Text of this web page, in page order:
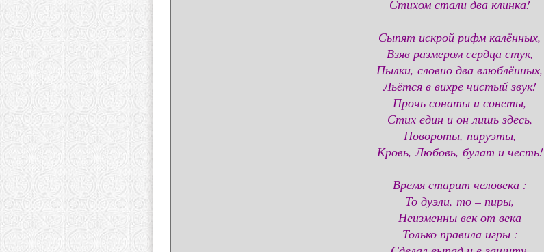
Стихом стали два клинка!
Сыпят искрой рифм калённых,
Взяв размером сердца стук,
Пылки, словно два влюблённых,
Льётся в вихре чистый звук!
Прочь сонаты и сонеты,
Стих един и он лишь здесь,
Повороты, пируэты,
Кровь, Любовь, булат и честь!
Время старит человека :
То дуэли, то – пиры,
Неизменны век от века
Только правила игры :